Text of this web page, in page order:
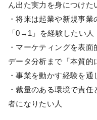
ん出た実力を身につけた
・将来は起業や新規事
「0→1」を経験したい人
・マーケティングを表
データ分析まで「本質的
・事業を動かす経験を
・裁量のある環境で責
者になりたい人